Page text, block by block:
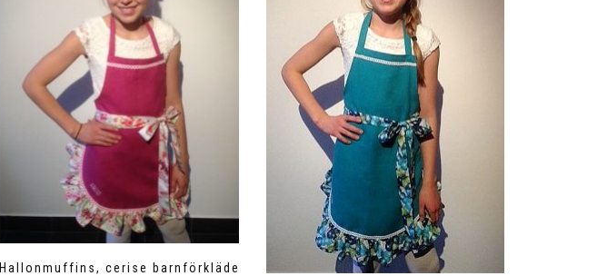
Hallonmuffins, cerise barnförkläde